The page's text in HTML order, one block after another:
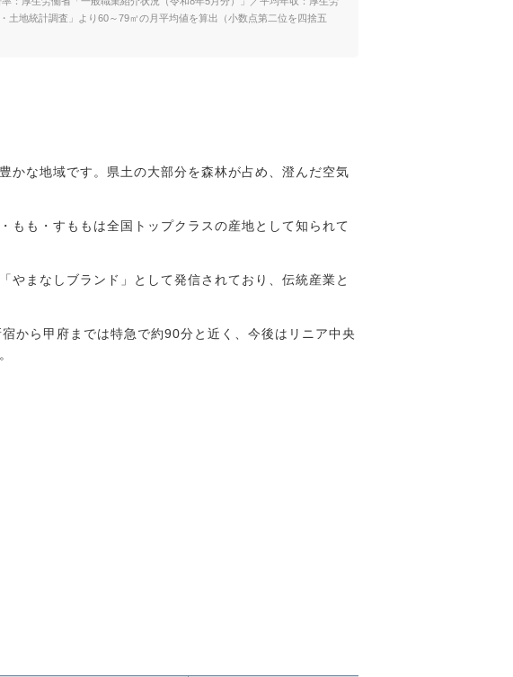
地統計調査」より60～79㎡の月平均値を算出（小数点第二位を四捨五
かな地域です。県土の大部分を森林が占め、澄んだ空気
もも・すももは全国トップクラスの産地として知られて
やまなしブランド」として発信されており、伝統産業と
から甲府までは特急で約90分と近く、今後はリニア中央